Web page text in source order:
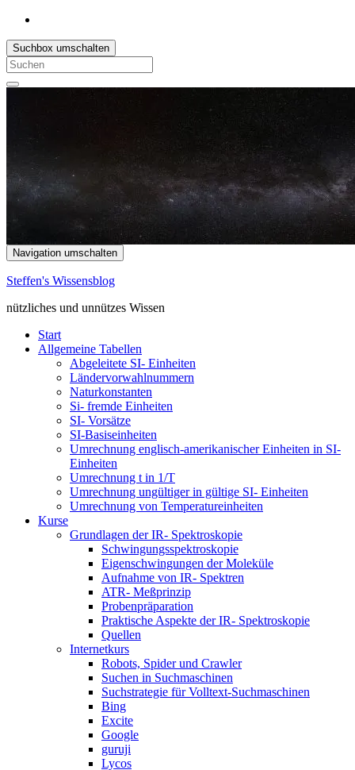
Suchbox umschalten
Search
for:
Navigation umschalten
Steffen's Wissensblog
nützliches und unnützes Wissen
Start
Allgemeine Tabellen
Abgeleitete SI- Einheiten
Ländervorwahlnummern
Naturkonstanten
Si- fremde Einheiten
SI- Vorsätze
SI-Basiseinheiten
Umrechnung englisch-amerikanischer Einheiten in SI-
Einheiten
Umrechnung t in 1/T
Umrechnung ungültiger in gültige SI- Einheiten
Umrechnung von Temperatureinheiten
Kurse
Grundlagen der IR- Spektroskopie
Schwingungsspektroskopie
Eigenschwingungen der Moleküle
Aufnahme von IR- Spektren
ATR- Meßprinzip
Probenpräparation
Praktische Aspekte der IR- Spektroskopie
Quellen
Internetkurs
Robots, Spider und Crawler
Suchen in Suchmaschinen
Suchstrategie für Volltext-Suchmaschinen
Bing
Excite
Google
guruji
Lycos